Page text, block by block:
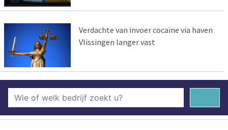
Verdachte van invoer cocaïne via haven
Vlissingen langer vast